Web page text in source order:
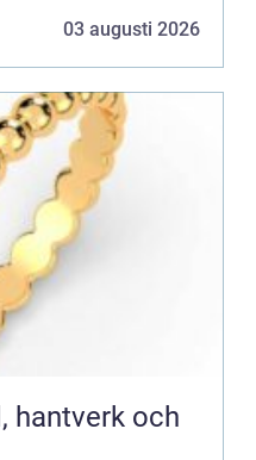
03 augusti 2026